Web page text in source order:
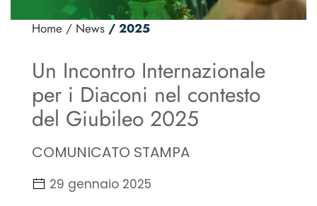
Home / News / 2025
Un Incontro Internazionale
per i Diaconi nel contesto
del Giubileo 2025
COMUNICATO STAMPA
29 gennaio 2025